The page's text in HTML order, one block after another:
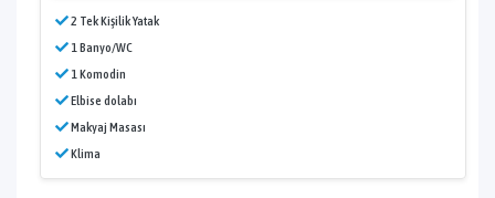
2 Tek Kişilik Yatak
1 Banyo/WC
1 Komodin
Elbise dolabı
Makyaj Masası
Klima